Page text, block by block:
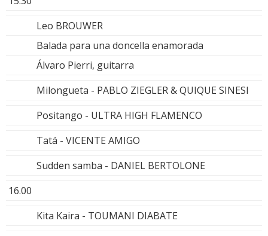
Leo BROUWER
Balada para una doncella enamorada
Álvaro Pierri, guitarra
Milongueta - PABLO ZIEGLER & QUIQUE SINESI
Positango - ULTRA HIGH FLAMENCO
Tatá - VICENTE AMIGO
Sudden samba - DANIEL BERTOLONE
16.00
Kita Kaira - TOUMANI DIABATE